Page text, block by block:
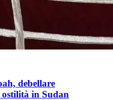
debellare
ostilità in Sudan